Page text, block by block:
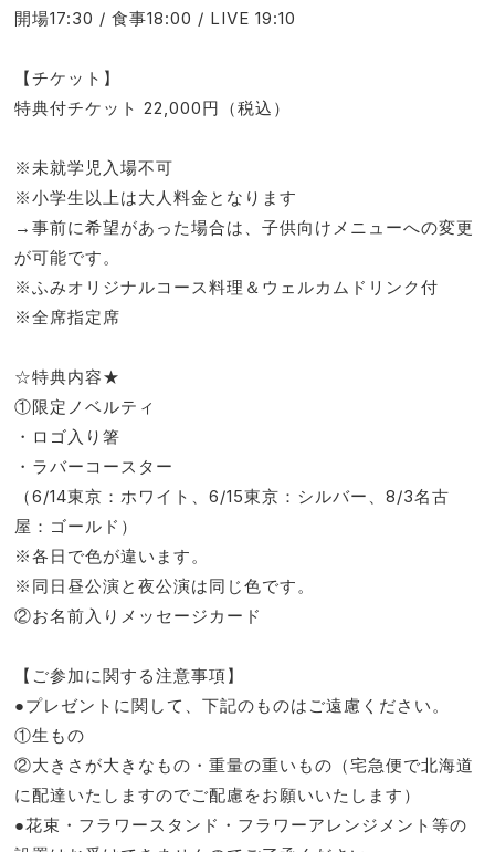
開場17:30 / 食事18:00 / LIVE 19:10
【チケット】
特典付チケット 22,000円（税込）
※未就学児入場不可
※小学生以上は大人料金となります
→事前に希望があった場合は、子供向けメニューへの変更
が可能です。
※ふみオリジナルコース料理＆ウェルカムドリンク付
※全席指定席
☆特典内容★
①限定ノベルティ
・ロゴ入り箸
・ラバーコースター
（6/14東京：ホワイト、6/15東京：シルバー、8/3名古
屋：ゴールド）
※各日で色が違います。
※同日昼公演と夜公演は同じ色です。
②お名前入りメッセージカード
【ご参加に関する注意事項】
●プレゼントに関して、下記のものはご遠慮ください。
①生もの
②大きさが大きなもの・重量の重いもの（宅急便で北海道
に配達いたしますのでご配慮をお願いいたします）
●花束・フラワースタンド・フラワーアレンジメント等の